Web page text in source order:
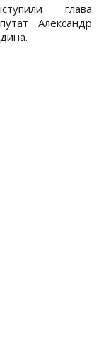
глава
Александр